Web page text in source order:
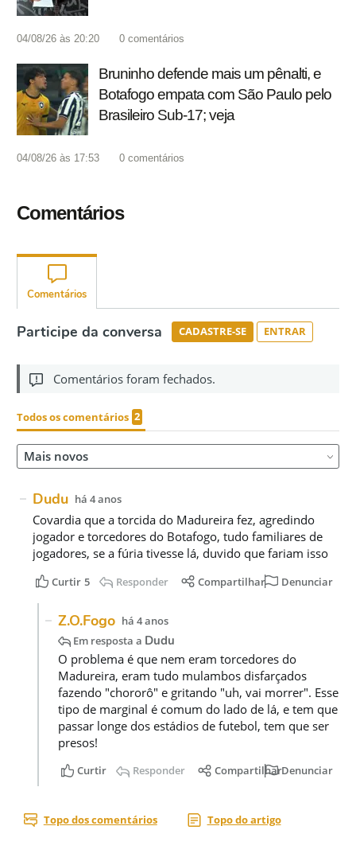
04/08/26 às 20:20 0 comentários
Bruninho defende mais um pênalti, e
Botafogo empata com São Paulo pelo
Brasileiro Sub-17; veja
04/08/26 às 17:53 0 comentários
Comentários